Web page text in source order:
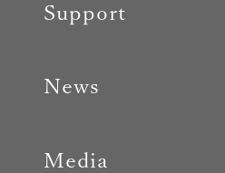
Support
News
Media